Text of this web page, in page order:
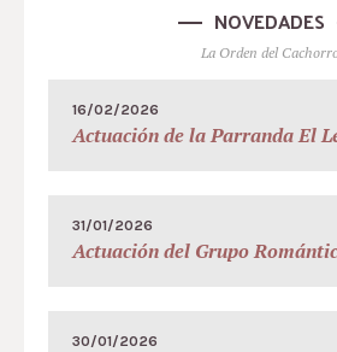
NOVEDADES
La Orden del
16/02/2026
Actuación de la Parranda El
31/01/2026
Actuación del Grupo
30/01/2026